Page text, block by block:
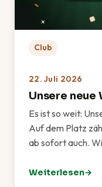
Club
22. Juli 2026
Unsere neue
Es ist so weit:
Auf dem Platz
ab sofort auch.
Weiterlesen
: Unsere neue